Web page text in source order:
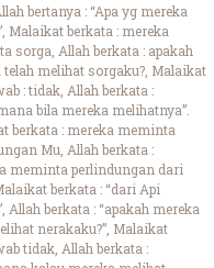
bertanya : “Apa yg mereka
Malaikat berkata : mereka
sorga, Allah berkata : apakah
telah melihat sorgaku?, Malaikat
: tidak, Allah berkata :
bila mereka melihatnya”.
berkata : mereka meminta
Mu, Allah berkata :
meminta perlindungan dari
berkata : “dari Api
Allah berkata : “apakah mereka
nerakaku?”, Malaikat
tidak, Allah berkata :